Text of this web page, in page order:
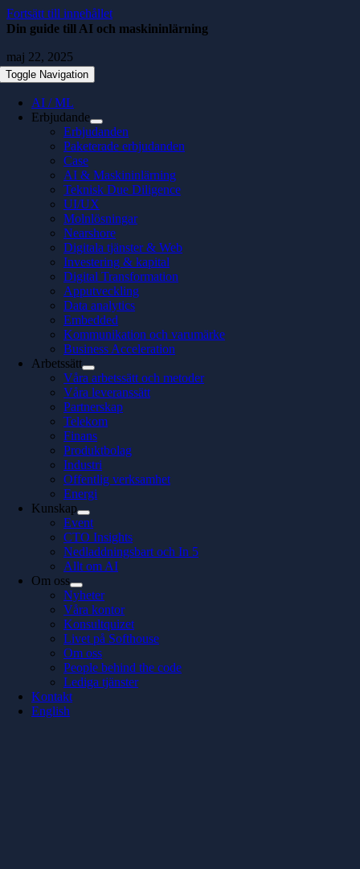
Fortsätt till innehållet
Toggle Navigation
AI / ML
Erbjudande
Erbjudanden
Paketerade erbjudanden
Case
AI & Maskininlärning
Teknisk Due Diligence
UI/UX
Molnlösningar
Nearshore
Digitala tjänster & Web
Investering & kapital
Digital Transformation
Apputveckling
Data analytics
Embedded
Kommunikation och varumärke
Business Acceleration
Arbetssätt
Våra arbetssätt och metoder
Våra leveranssätt
Partnerskap
Telekom
Finans
Produktbolag
Industri
Offentlig verksamhet
Energi
Kunskap
Event
CTO Insights
Nedladdningsbart och In 5
Allt om AI
Om oss
Nyheter
Våra kontor
Konsultquizet
Livet på Softhouse
Om oss
People behind the code
Lediga tjänster
Kontakt
English
Din guide till AI och maskininlärning
maj 22, 2025